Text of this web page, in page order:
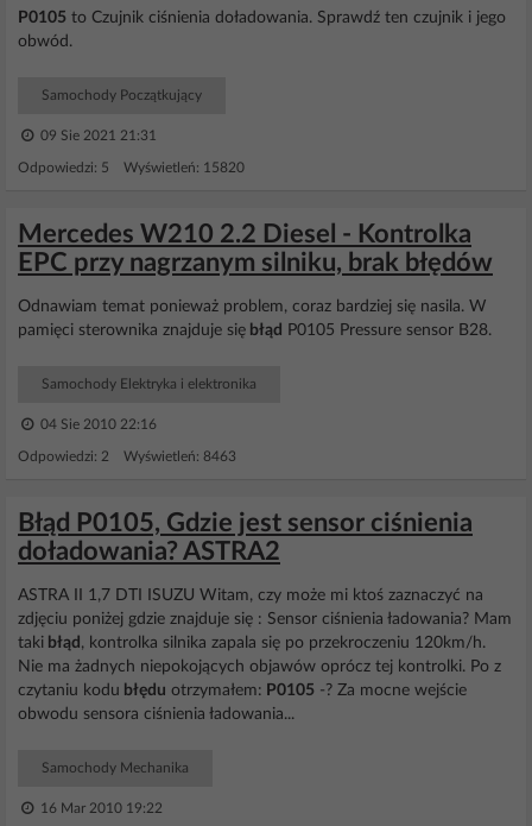
P0105 to Czujnik ciśnienia doładowania. Sprawdź ten czujnik i jego
obwód.
Samochody Początkujący
09 Sie 2021 21:31
Odpowiedzi: 5 Wyświetleń: 15820
Mercedes W210 2.2 Diesel - Kontrolka
EPC przy nagrzanym silniku, brak błędów
Odnawiam temat ponieważ problem, coraz bardziej się nasila. W
pamięci sterownika znajduje się błąd P0105 Pressure sensor B28.
Samochody Elektryka i elektronika
04 Sie 2010 22:16
Odpowiedzi: 2 Wyświetleń: 8463
Błąd P0105, Gdzie jest sensor ciśnienia
doładowania? ASTRA2
ASTRA II 1,7 DTI ISUZU Witam, czy może mi ktoś zaznaczyć na
zdjęciu poniżej gdzie znajduje się : Sensor ciśnienia ładowania? Mam
taki błąd , kontrolka silnika zapala się po przekroczeniu 120km/h.
Nie ma żadnych niepokojących objawów oprócz tej kontrolki. Po z
czytaniu kodu błędu otrzymałem: P0105 -? Za mocne wejście
obwodu sensora ciśnienia ładowania...
Samochody Mechanika
16 Mar 2010 19:22